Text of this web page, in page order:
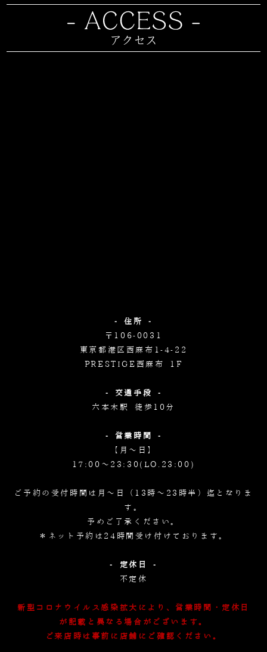
- 住所 -
〒106-0031
東京都港区西麻布1-4-22
PRESTIGE西麻布 1F
- 交通手段 -
六本木駅 徒歩10分
- 営業時間 -
【月～日】
17:00～23:30(LO.23:00)
ご予約の受付時間は月～日（13時～23時半）迄となりま
す。
予めご了承ください。
＊ネット予約は24時間受け付けております。
- 定休日 -
不定休
新型コロナウイルス感染拡大により、営業時間・定休日
が記載と異なる場合がございます。
ご来店時は事前に店舗にご確認ください。